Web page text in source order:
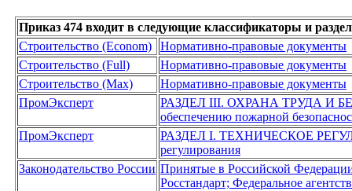
Приказ 474 входит в следующие классификаторы и
Строительство (Econom)
Нормативно-правовые документы
Строительство (Full)
Нормативно-правовые документы
Строительство (Max)
Нормативно-правовые документы
ПромЭксперт
РАЗДЕЛ III. ОХРАНА ТРУДА И
обеспечению пожарной
ПромЭксперт
РАЗДЕЛ I. ТЕХНИЧЕСКОЕ
регулирования
Законодательство России Принятые в Российской
Росстандарт; Федеральное